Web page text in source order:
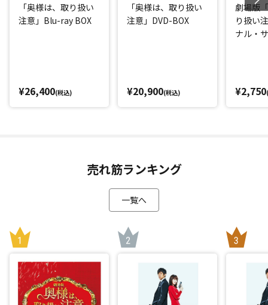
「奥様は、取り扱い
注意」Blu-ray BOX
¥26,400(税込)
「奥様は、取り扱い
注意」DVD-BOX
¥20,900(税込)
劇場版
り扱い
ナル・
¥2,750
売れ筋ランキング
一覧へ